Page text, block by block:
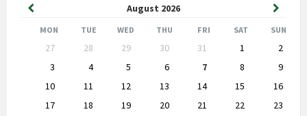
August 2026
Previous
Month
Month
MON TUE WED THU FRI SAT SUN
calendar
27 28 29 30 31 1
2
3
4 5 6 7 8
9
10
11 12 13 14 15
16
17
18 19 20 21 22
23